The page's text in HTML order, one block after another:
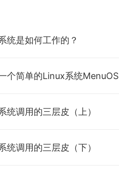
统是如何工作的？
个简单的Linux系统MenuOS
导读
统调用的三层皮（上）
个系统调用
统调用的三层皮（下）